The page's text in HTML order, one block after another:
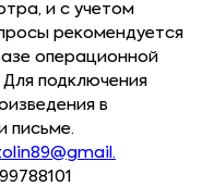
и с учетом
рекомендуется
операционной
подключения
в
письме.